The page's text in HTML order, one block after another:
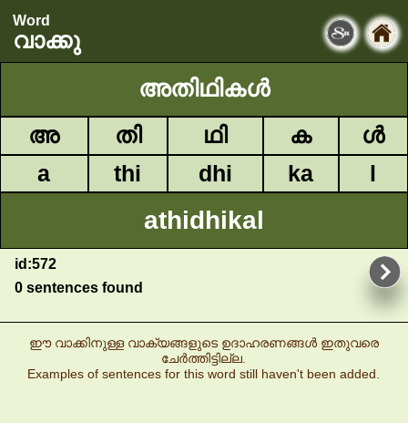
Word
വാക്കു
അതിഥികൾ
അ തി ഥി ക
ൾ
a
thi dhi ka l
athidhikal
id:572
0 sentences found
ഈ വാക്കിനുള്ള വാക്യങ്ങളുടെ ഉദാഹരണങ്ങൾ ഇതുവരെ
ചേർത്തിട്ടില്ല.
Examples of sentences for this word still haven't been added.